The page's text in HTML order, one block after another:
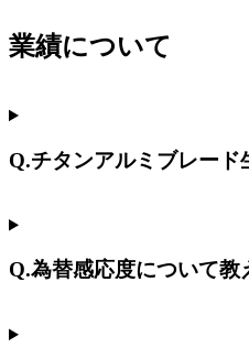
業績について
Q.チタンアルミブレード
Q.為替感応度について教